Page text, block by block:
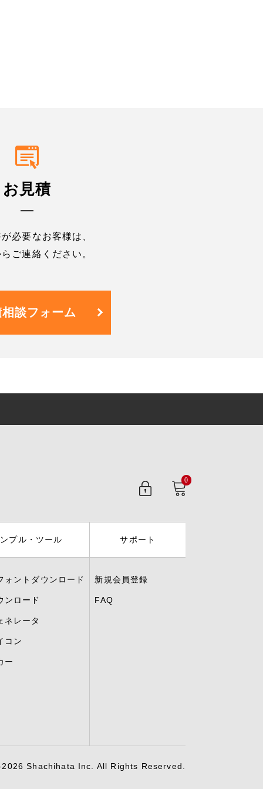
お見積
必要なお客様は、
ご連絡ください。
談フォーム
0
プル・ツール
ォントダウンロード
ンロード
ネレータ
コン
ー
サポート
新規会員登録
FAQ
Shachihata Inc. All Rights Reserved.